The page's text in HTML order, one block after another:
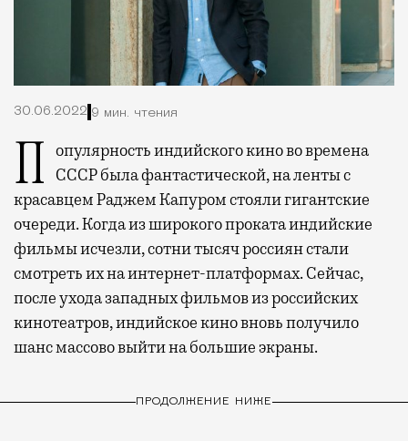
30.06.2022 9 мин. чтения
Популярность индийского кино во времена
СССР была фантастической, на ленты с
красавцем Раджем Капуром стояли гигантские
очереди. Когда из широкого проката индийские
фильмы исчезли, сотни тысяч россиян стали
смотреть их на интернет-платформах. Сейчас,
после ухода западных фильмов из российских
кинотеатров, индийское кино вновь получило
шанс массово выйти на большие экраны.
ПРОДОЛЖЕНИЕ НИЖЕ